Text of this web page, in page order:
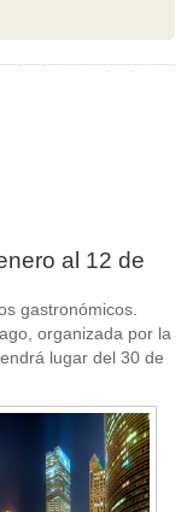
al 12 de
gastronómicos.
organizada por la
lugar del 30 de